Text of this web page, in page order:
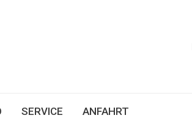
SERVICE ANFAHRT